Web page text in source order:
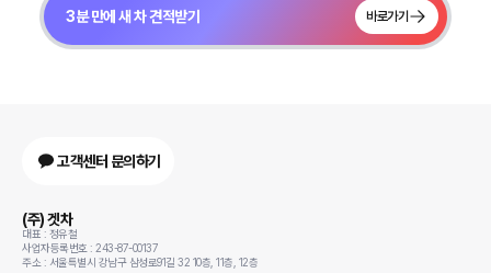
3분 만에 새 차 견적받기 바로가기
고객센터 문의하기
(주) 겟차
대표 : 정유철
사업자등록번호 : 243-87-00137
주소 : 서울특별시 강남구 삼성로91길 32 10층, 11층, 12층